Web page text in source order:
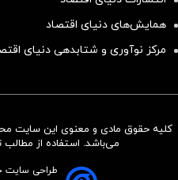
همایش‌های دنیای اقتصاد
مرکز نوآوری و شتابدهی دنیای
کلیه حقوق مادی و معنوی این سایت
می‌باشد. استفاده از مطالب
طراحی سایت